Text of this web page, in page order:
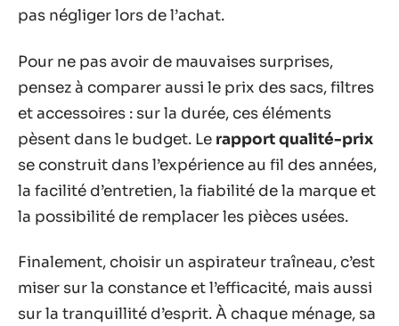
pas négliger lors de l’achat.
Pour ne pas avoir de mauvaises surprises,
pensez à comparer aussi le prix des sacs, filtres
et accessoires : sur la durée, ces éléments
pèsent dans le budget. Le rapport qualité-prix
se construit dans l’expérience au fil des années,
la facilité d’entretien, la fiabilité de la marque et
la possibilité de remplacer les pièces usées.
Finalement, choisir un aspirateur traîneau, c’est
miser sur la constance et l’efficacité, mais aussi
sur la tranquillité d’esprit. À chaque ménage, sa